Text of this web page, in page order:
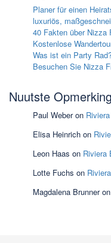
Planer für einen
luxuriös,
40 Fakten über Nizza
Kostenlose
Was ist ein Party
Besuchen Sie Nizza
Nuutste
Paul Weberon
Elisa Heinrich on
Leon Haas on Riviera
Lotte Fuchs on
Magdalena Brunneron